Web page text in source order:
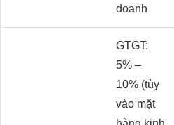
doanh
GTGT:
5% –
10% (tùy
vào mặt